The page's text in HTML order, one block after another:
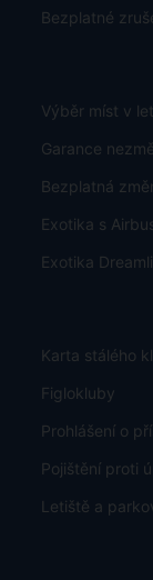
Bezplatné
Výběr míst v
Garance
Bezplatná
Exotika s
Exotika
Karta stálého
Figlokluby
Prohlášení o
Pojištění proti
Letiště a